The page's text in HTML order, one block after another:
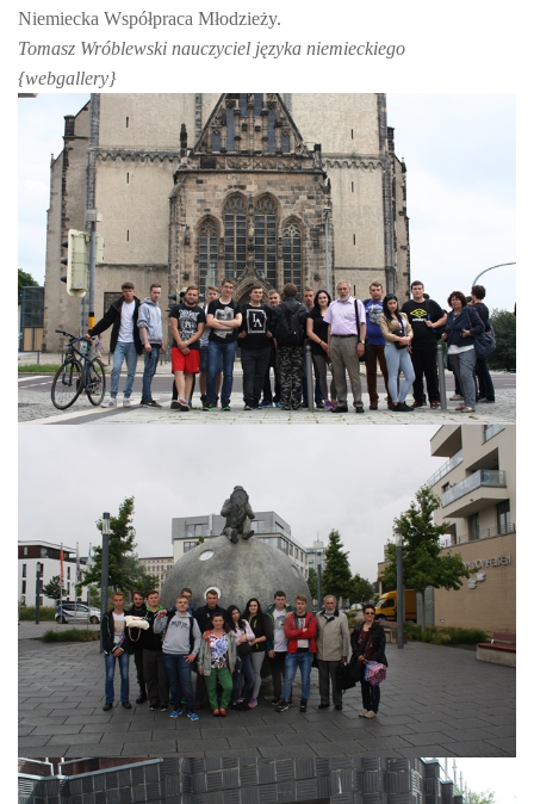
Niemiecka Współpraca Młodzieży.
Tomasz Wróblewski nauczyciel języka niemieckiego
{webgallery}